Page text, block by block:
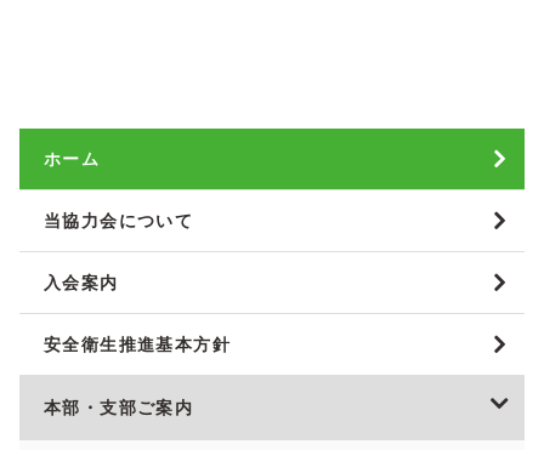
ホーム
当協力会について
入会案内
安全衛生推進基本方針
本部・支部ご案内